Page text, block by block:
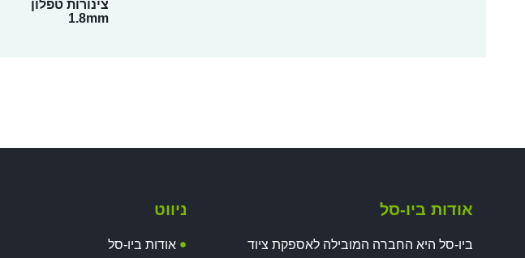
צינורות טפלון
1.8mm
אודות ביו-סל
ביו-סל היא החברה המובילה לאספקת ציוד
ניווט
אודות ביו-סל